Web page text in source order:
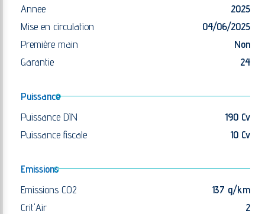
Annee
2025
Mise en circulation
04/06/2025
Première main
Non
Garantie
24
Puissance
Puissance DIN
190 Cv
Puissance fiscale
10 Cv
Emissions
Emissions CO2
137 g/km
Crit'Air
2